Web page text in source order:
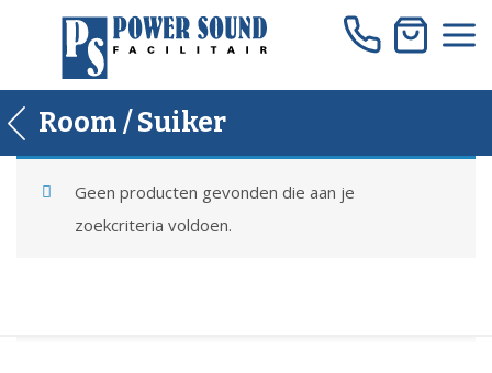
Room / Suiker
Geen producten gevonden die aan je
zoekcriteria voldoen.